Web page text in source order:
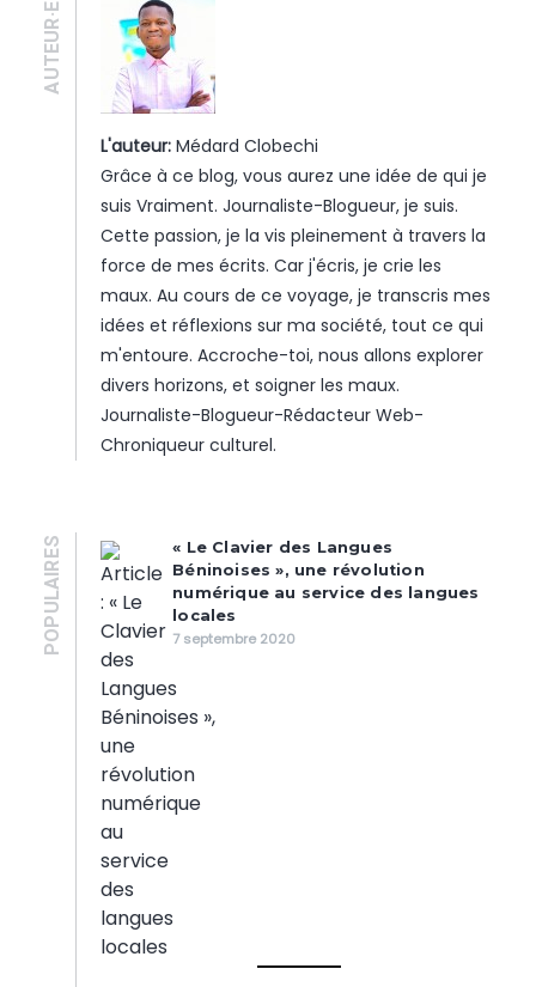
AUTEUR·E
L'auteur: Médard Clobechi
Grâce à ce blog, vous aurez une idée de qui je
suis Vraiment. Journaliste-Blogueur, je suis.
Cette passion, je la vis pleinement à travers la
force de mes écrits. Car j'écris, je crie les
maux. Au cours de ce voyage, je transcris mes
idées et réflexions sur ma société, tout ce qui
m'entoure. Accroche-toi, nous allons explorer
divers horizons, et soigner les maux.
Journaliste-Blogueur-Rédacteur Web-
Chroniqueur culturel.
POPULAIRES
« Le Clavier des Langues
Béninoises », une révolution
numérique au service des langues
locales
7 septembre 2020